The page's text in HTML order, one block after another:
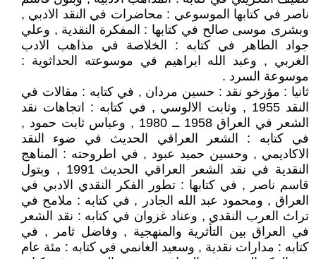
ناصر في كتابها الموسوعي : محاضرات في النقد الادبي ,
وبشرى موسى صالح في كتابها : المفكرة النقدية , وعلي
جواد الطاهر في كتابه : الخلاصة في مذاهب الادب
الغربي , وعبد الله ابراهيم في موسوعته الحداثوية :
موسوعة السرد .
ثانيا : مؤرخو نقد : حسين مردان , في كتابه : مقالات في
النقد 1955 , وثابت الالوسي , في كتابه : اتجاهات نقد
الشعر في العراق 1958 ــ 1980 , وعباس ثابت حمود ,
في كتابه : الشعر العراقي الحديث في ضوء النقد
الاكاديمي , وحسين حميد عبود , في اطروحته : المناهج
النقدية في نقد الشعر العراقي الحديث 1991 , وبتول
قاسم ناصر , في كتابها : تطور الفكر النقدي الادبي في
العراق , ومحمود عبد الله الجادر , في كتابه : ملامح في
تراث العرب النقدي , وعناد غزوان في كتابه : نقد الشعر
في العراق بين التأثرية والمنهجية , وفاضل ثامر , في
كتابه : مدارات نقدية , وسعيد الغانمي في كتابه : مئة عام